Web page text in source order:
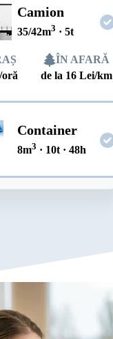
Camion
35/42m3 · 5t
ÎN AFARĂ
de la 16 Lei/km
Container
8m3 · 10t · 48h